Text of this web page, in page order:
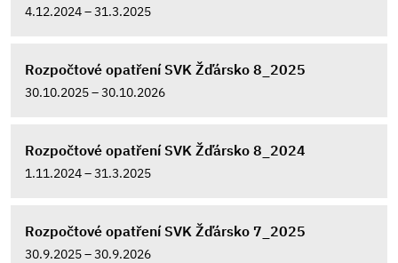
4.12.2024 – 31.3.2025
Rozpočtové opatření SVK Žďársko 8_2025
30.10.2025 – 30.10.2026
Rozpočtové opatření SVK Žďársko 8_2024
1.11.2024 – 31.3.2025
Rozpočtové opatření SVK Žďársko 7_2025
30.9.2025 – 30.9.2026